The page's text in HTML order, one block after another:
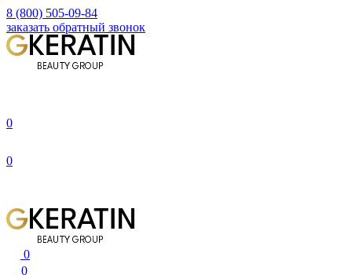
8 (800) 505-09-84
заказать обратный звонок
0
0
0
0